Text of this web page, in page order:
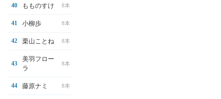
40 もものすけ 8本
41 小柳歩 8本
42 栗山ことね 8本
43
美羽フロー
ラ
8本
44 藤原ナミ 8本